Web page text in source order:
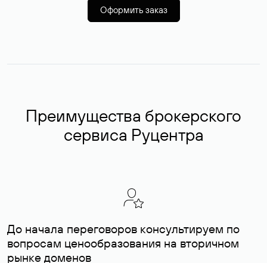
Оформить заказ
Преимущества брокерского
сервиса Руцентра
До начала переговоров консультируем по
вопросам ценообразования на вторичном
рынке доменов